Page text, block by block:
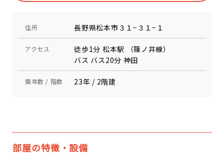
住所 長野県松本市３１−３１−１
アクセス
徒歩1分 松本駅 （篠ノ井線）
バス バス20分 神田
築年数 / 階数 23年 / 2階建
部屋の特徴・設備